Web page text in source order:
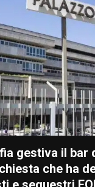
gestiva il bar
che ha